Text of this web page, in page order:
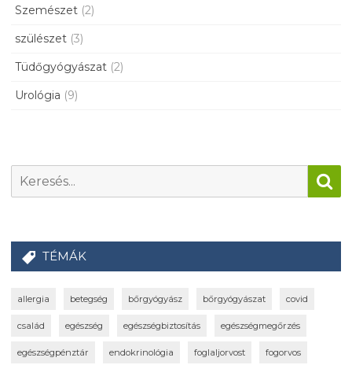
Szemészet (2)
szülészet (3)
Tüdőgyógyászat (2)
Urológia (9)
TÉMÁK
allergia betegség bőrgyógyász bőrgyógyászat covid
család egészség egészségbiztosítás egészségmegőrzés
egészségpénztár endokrinológia foglaljorvost fogorvos